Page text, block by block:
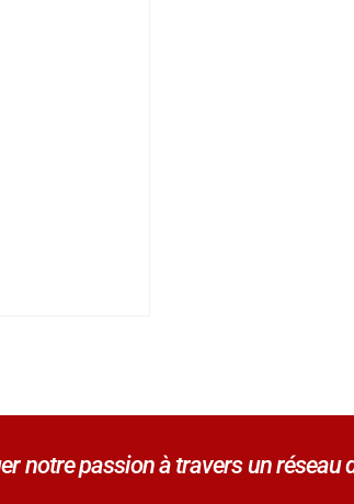
notre passion à travers un réseau